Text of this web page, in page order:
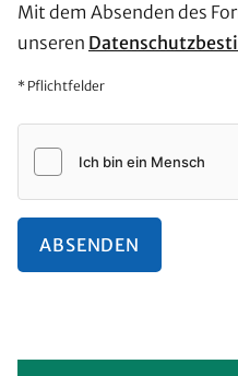
Mit dem Absenden des
unseren
* Pflichtfelder
ABSENDEN